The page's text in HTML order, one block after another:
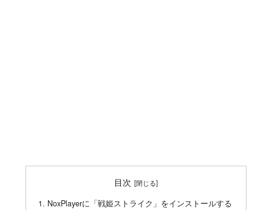
目次
NoxPlayerに「戦姫ストライク」をインストールする